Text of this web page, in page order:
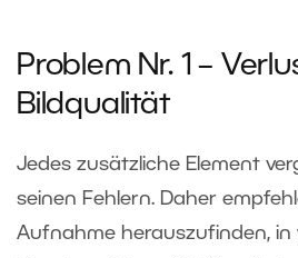
Problem Nr. 1 –
Bildqualität
Jedes zusätzliche Element
seinen Fehlern. Daher
Aufnahme herauszufinden, in